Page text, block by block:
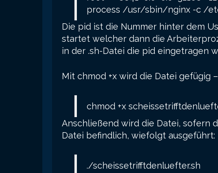
process /usr/sbin/nginx -c /
Die pid ist die Nummer hinter dem
startet welcher dann die
in der .sh-Datei die pid eingetragen
Mit chmod +x wird die Datei gefügig
chmod +x
Anschließend wird die Datei, sofern
Datei befindlich, wiefolgt ausgeführt:
./scheissetrifftdenluefter.sh